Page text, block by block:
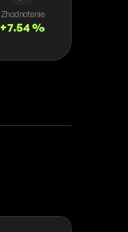
Zhodnotenie
+7.54 %